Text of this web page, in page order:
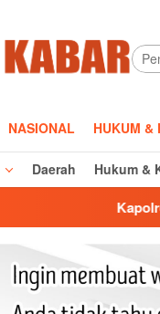
NASIONAL HUKUM &
Daerah Hukum &
Majalengka